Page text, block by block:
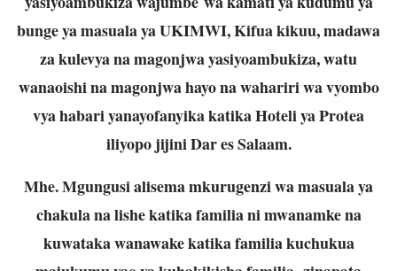
bunge ya masuala ya UKIMWI, Kifua kikuu, madawa
za kulevya na magonjwa yasiyoambukiza, watu
wanaoishi na magonjwa hayo na wahariri wa vyombo
vya habari yanayofanyika katika Hoteli ya Protea
iliyopo jijini Dar es Salaam.
Mhe. Mgungusi alisema mkurugenzi wa masuala ya
chakula na lishe katika familia ni mwanamke na
kuwataka wanawake katika familia kuchukua